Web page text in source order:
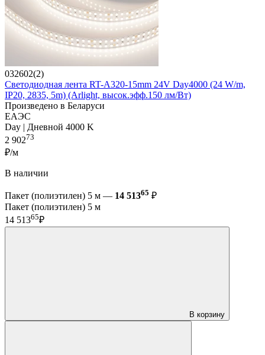
032602(2)
Светодиодная лента RT-A320-15mm 24V Day4000 (24 W/m,
IP20, 2835, 5m) (Arlight, высок.эфф.150 лм/Вт)
Произведено в Беларуси
ЕАЭС
Day | Дневной 4000 K
2 90273
₽/м
В наличии
Пакет (полиэтилен) 5 м — 14 51365 ₽
Пакет (полиэтилен) 5 м
14 51365₽
В корзину